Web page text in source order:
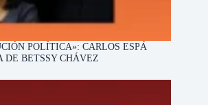
POLÍTICA»: CARLOS ESPÁ
DE BETSSY CHÁVEZ